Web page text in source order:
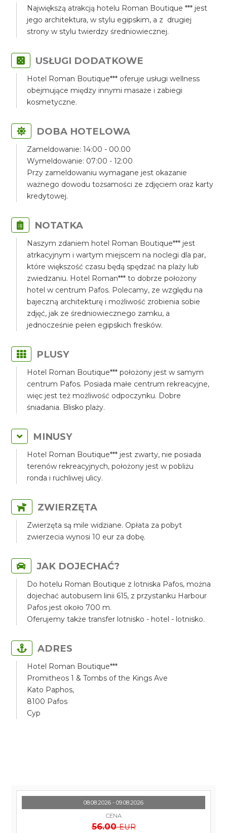
Największą atrakcją hotelu Roman Boutique *** jest
jego architektura, w stylu egipskim, a z drugiej
strony w stylu twierdzy średniowiecznej.
USŁUGI DODATKOWE
Hotel Roman Boutique*** oferuje usługi wellness
obejmujące między innymi masaże i zabiegi
kosmetyczne.
DOBA HOTELOWA
Zameldowanie: 14:00 - 00.00
Wymeldowanie: 07:00 - 12:00
Przy zameldowaniu wymagane jest okazanie
ważnego dowodu tożsamości ze zdjęciem oraz karty
kredytowej.
NOTATKA
Naszym zdaniem hotel Roman Boutique*** jest
atrkacyjnym i wartym miejscem na noclegi dla par,
które większość czasu będą spędzać na plaży lub
zwiedzaniu. Hotel Roman*** to dobrze położony
hotel w centrum Pafos. Polecamy, ze względu na
bajeczną architekturę i możliwość zrobienia sobie
zdjęć, jak ze średniowiecznego zamku, a
jednocześnie pełen egipskich fresków.
PLUSY
Hotel Roman Boutique*** położony jest w samym
centrum Pafos. Posiada małe centrum rekreacyjne,
więc jest też możliwość odpoczynku. Dobre
śniadania. Blisko plaży.
MINUSY
Hotel Roman Boutique*** jest zwarty, nie posiada
terenów rekreacyjnych, położony jest w pobliżu
ronda i ruchliwej ulicy.
ZWIERZĘTA
Zwierzęta są mile widziane. Opłata za pobyt
zwierzecia wynosi 10 eur za dobę.
JAK DOJECHAĆ?
Do hotelu Roman Boutique z lotniska Pafos, można
dojechać autobusem linii 615, z przystanku Harbour
Pafos jest około 700 m.
Oferujemy także transfer lotnisko - hotel - lotnisko.
ADRES
Hotel Roman Boutique***
Promitheos 1 & Tombs of the Kings Ave
Kato Paphos,
8100 Pafos
Cyp
08.08.2026 - 09.08.2026
CENA
56.00 EUR